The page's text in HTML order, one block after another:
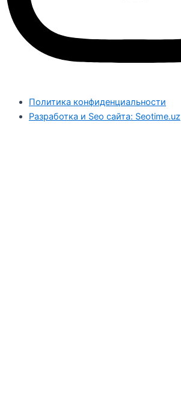
Политика конфиденциальности
Разработка и Seo сайта: Seotime.uz